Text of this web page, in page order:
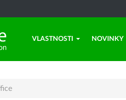
VLASTNOSTI NOVINKY